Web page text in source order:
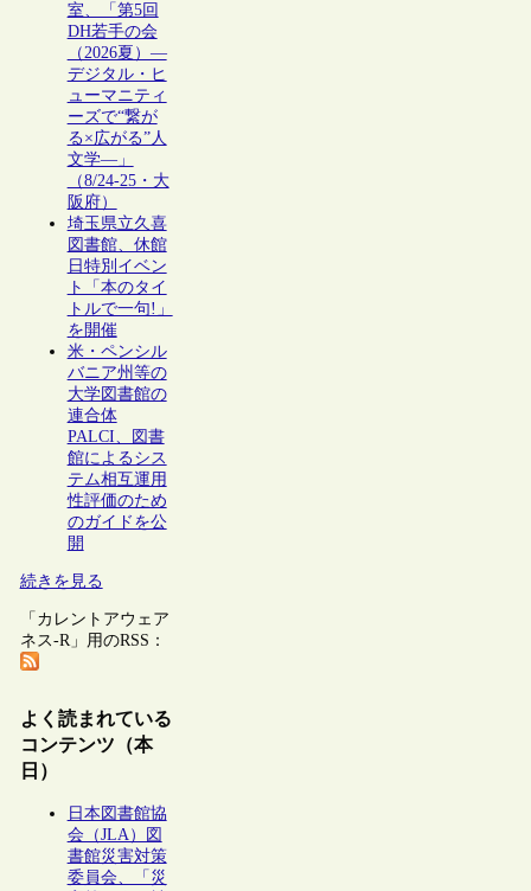
室、「第5回
DH若手の会
（2026夏）―
デジタル・ヒ
ューマニティ
ーズで“繋が
る×広がる”人
文学―」
（8/24-25・大
阪府）
埼玉県立久喜
図書館、休館
日特別イベン
ト「本のタイ
トルで一句!」
を開催
米・ペンシル
バニア州等の
大学図書館の
連合体
PALCI、図書
館によるシス
テム相互運用
性評価のため
のガイドを公
開
続きを見る
「カレントアウェア
ネス-R」用のRSS：
よく読まれている
コンテンツ（本
日）
日本図書館協
会（JLA）図
書館災害対策
委員会、「災